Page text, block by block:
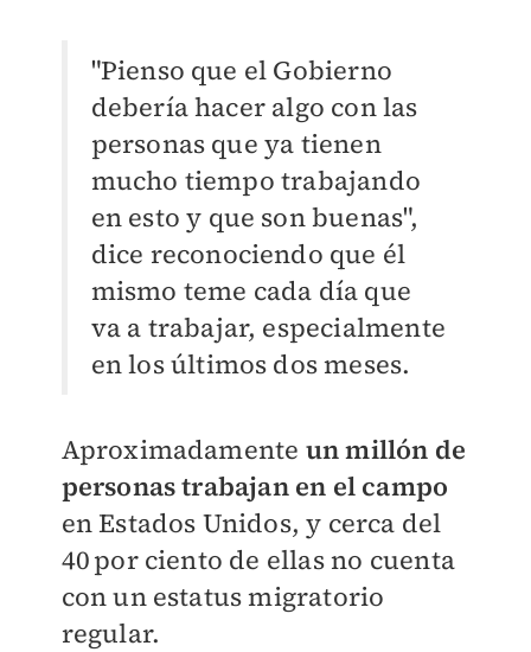
"Pienso que el Gobierno
debería hacer algo con las
personas que ya tienen
mucho tiempo trabajando
en esto y que son buenas",
dice reconociendo que él
mismo teme cada día que
va a trabajar, especialmente
en los últimos dos meses.
Aproximadamente un millón de
personas trabajan en el campo
en Estados Unidos, y cerca del
40 por ciento de ellas no cuenta
con un estatus migratorio
regular.